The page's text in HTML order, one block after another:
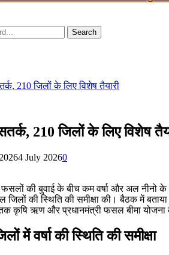
Search
210 जिलों के लिए विशेष तैयारी
210 जिलों के लिए विशेष
4 July 20260
की बुवाई के बीच कम वर्षा और अल नीनो के
की स्थिति की समीक्षा की। बैठक में
तक कृषि ऋण और प्रधानमंत्री फसल बीमा
में वर्षा की स्थिति की समीक्षा